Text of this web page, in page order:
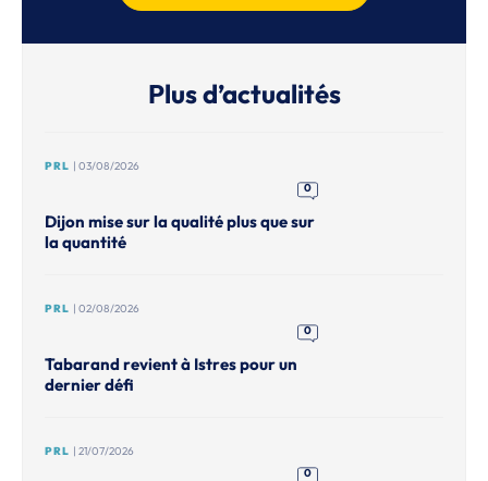
Plus d’actualités
PRL | 03/08/2026
0
Dijon mise sur la qualité plus que sur
la quantité
PRL | 02/08/2026
0
Tabarand revient à Istres pour un
dernier défi
PRL | 21/07/2026
0